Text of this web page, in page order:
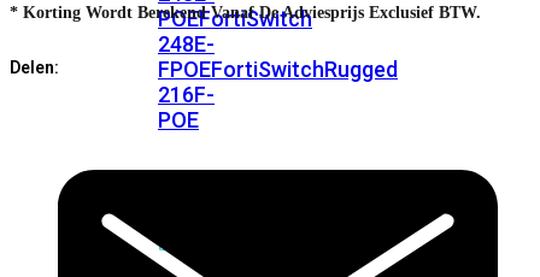
POEFortiSwitch
248E-
FPOEFortiSwitchRugged
216F-
POE
Series
Service
* Korting Wordt Berekend Vanaf De Adviesprijs Exclusief BTW.
Delen: